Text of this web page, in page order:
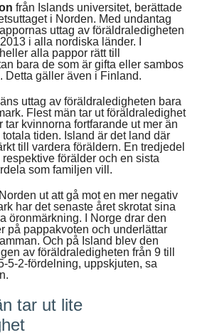
från Islands universitet, berättade
i Norden. Med undantag
uttag av föräldraledigheten
i alla nordiska länder. I
alla pappor rätt till
bara de som är gifta eller sambos
Detta gäller även i Finland.
uttag av föräldraledigheten bara
Flest män tar ut föräldraledighet
tar kvinnorna fortfarande ut mer än
tiden. Island är det land där
till vardera föräldern. En tredjedel
förälder och en sista
som familjen vill.
ut att gå mot en mer negativ
har det senaste året skrotat sina
öronmärkning. I Norge drar den
på pappakvoten och underlättar
Och på Island blev den
av föräldraledigheten från 9 till
5-2-fördelning, uppskjuten, sa
tar ut lite